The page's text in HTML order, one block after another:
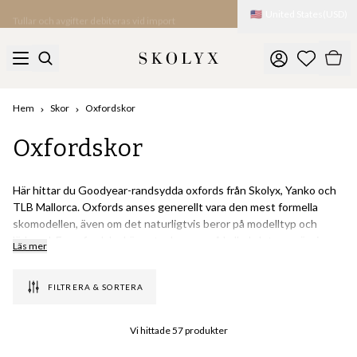
Tullar och avgifter debiteras vid import 🇺🇸
Hem Skor Oxfordskor
Oxfordskor
Här hittar du Goodyear-randsydda oxfords från Skolyx, Yanko och
TLB Mallorca. Oxfords anses generellt vara den mest formella
skomodellen, även om det naturligtvis beror på modelltyp och
läderval. En oxfordsko kännetecknas av så kallad sluten snörning,
broguemönster (perforeringar i lädret) och med lädersula eller
Läs mer
FILTRERA & SORTERA
Vi hittade57produkter